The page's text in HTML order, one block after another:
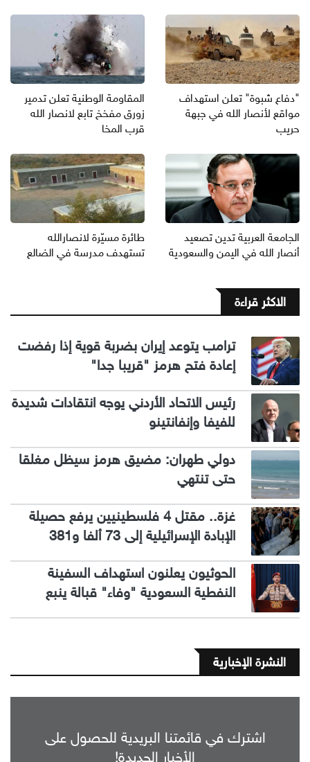
"دفاع شبوة" تعلن استهداف
مواقع لأنصار الله في جبهة
حريب
المقاومة الوطنية تعلن تدمير
زورق مفخخ تابع لانصار الله
قرب المخا
الجامعة العربية تدين تصعيد
أنصار الله في اليمن والسعودية
طائرة مسيّرة لانصارالله
تستهدف مدرسة في الضالع
الاكثر قراءة
ترامب يتوعد إيران بضربة قوية إذا رفضت
إعادة فتح هرمز "قريبا جدا"
رئيس الاتحاد الأردني يوجه انتقادات شديدة
للفيفا وإنفانتينو
دولي طهران: مضيق هرمز سيظل مغلقا
حتى تنتهي
غزة.. مقتل 4 فلسطينيين يرفع حصيلة
الإبادة الإسرائيلية إلى 73 ألفا و381
الحوثيون يعلنون استهداف السفينة
النفطية السعودية "وفاء" قبالة ينبع
النشرة الإخبارية
اشترك في قائمتنا البريدية للحصول على
الأخبار الجديدة!